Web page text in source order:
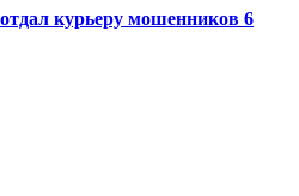
курьеру мошенников 6